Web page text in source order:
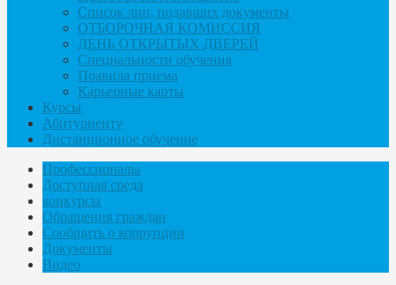
Список лиц, подавших документы
ОТБОРОЧНАЯ КОМИССИЯ
ДЕНЬ ОТКРЫТЫХ ДВЕРЕЙ
Специальности обучения
Правила приема
Карьерные карты
Курсы
Абитуриенту
Дистанционное обучение
Профессионалы
Доступная среда
конкурсы
Обращения граждан
Сообщить о коррупции
Документы
Видео